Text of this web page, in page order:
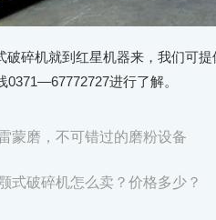
破碎机就到红星机器来，我们可
0371—67772727进行了解。
蒙磨，不可错过的磨粉设备
式破碎机怎么卖？价格多少？